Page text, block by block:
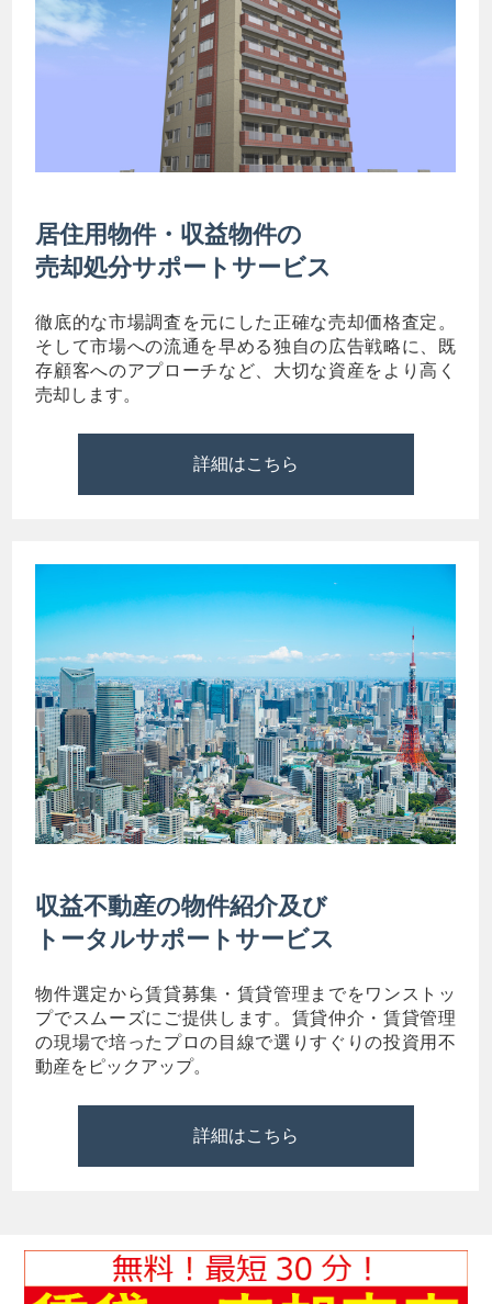
居住用物件・収益物件の
売却処分サポートサービス
徹底的な市場調査を元にした正確な売却価格査定。
そして市場への流通を早める独自の広告戦略に、既
存顧客へのアプローチなど、大切な資産をより高く
売却します。
詳細はこちら
収益不動産の物件紹介及び
トータルサポートサービス
物件選定から賃貸募集・賃貸管理までをワンストッ
プでスムーズにご提供します。賃貸仲介・賃貸管理
の現場で培ったプロの目線で選りすぐりの投資用不
動産をピックアップ。
詳細はこちら